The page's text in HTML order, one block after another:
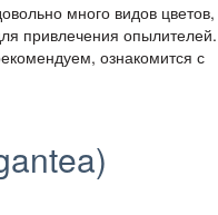
много видов цветов,
привлечения опылителей.
ознакомится с